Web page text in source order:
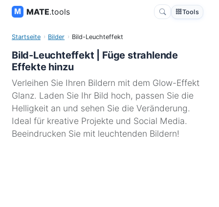
MATE.tools Tools
Startseite Bilder Bild-Leuchteffekt
Bild-Leuchteffekt | Füge strahlende
Effekte hinzu
Verleihen Sie Ihren Bildern mit dem Glow-Effekt
Glanz. Laden Sie Ihr Bild hoch, passen Sie die
Helligkeit an und sehen Sie die Veränderung.
Ideal für kreative Projekte und Social Media.
Beeindrucken Sie mit leuchtenden Bildern!